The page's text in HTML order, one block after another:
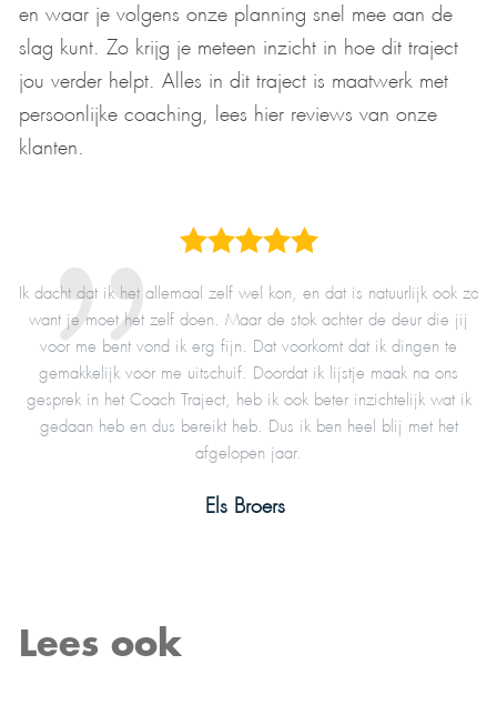
en waar je volgens onze planning snel mee aan de
slag kunt. Zo krijg je meteen inzicht in hoe dit traject
jou verder helpt. Alles in dit traject is maatwerk met
persoonlijke coaching, lees hier reviews van onze
klanten.
Ik dacht dat ik het allemaal zelf wel kon, en dat is natuurlijk ook zo
want je moet het zelf doen. Maar de stok achter de deur die jij
voor me bent vond ik erg fijn. Dat voorkomt dat ik dingen te
gemakkelijk voor me uitschuif. Doordat ik lijstje maak na ons
gesprek in het Coach Traject, heb ik ook beter inzichtelijk wat ik
gedaan heb en dus bereikt heb. Dus ik ben heel blij met het
afgelopen jaar.
Els Broers
Lees ook